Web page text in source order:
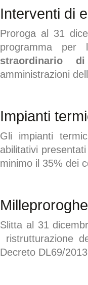
Interventi di
Proroga al 31
programma per
straordinario
amministrazioni
Impianti
Gli impianti
abilitativi
minimo il 35% dei
Slitta al 31
ristrutturazione
Decreto DL69/